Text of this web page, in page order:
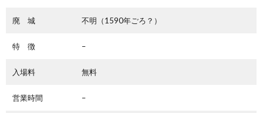
廃 城 不明（1590年ごろ？）
特 徴 –
入場料 無料
営業時間 –